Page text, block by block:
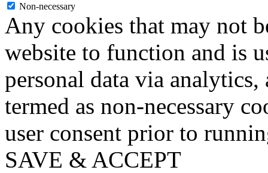
Non-necessary
Any cookies that may not
website to function and is
personal data via analytics,
termed as non-necessary
user consent prior to
SAVE & ACCEPT